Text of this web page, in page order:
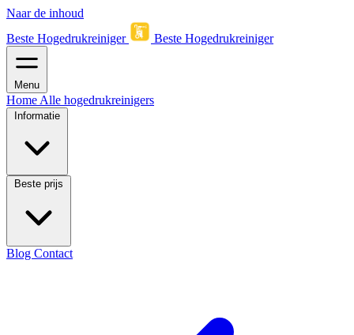
Naar de inhoud
Beste Hogedrukreiniger
Beste Hogedrukreiniger
Menu
Home Alle hogedrukreinigers
Informatie
Beste prijs
Blog Contact